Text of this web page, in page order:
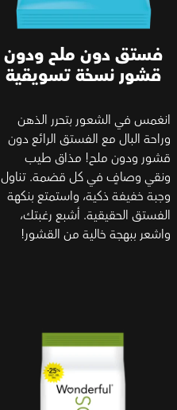
فستق دون ملح ودون
قشور نسخة تسويقية
انغمس في الشعور بتحرر الذهن
وراحة البال مع الفستق الرائع دون
قشور ودون ملح! مذاق طيب
ونقي وصافٍ في كل قضمة. تناول
وجبة خفيفة ذكية، واستمتع بنكهة
الفستق الحقيقية. أشبع رغبتك،
واشعر ببهجة خالية من القشور!